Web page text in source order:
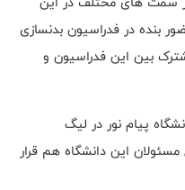
بنده در فدراسیون بدنسازی
بین این فدراسیون و
پیام نور در لیگ
این دانشگاه هم قرار